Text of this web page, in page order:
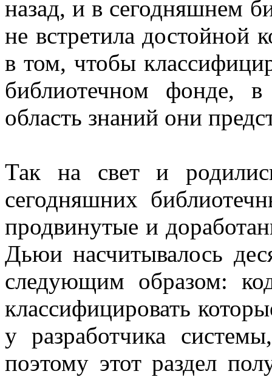
назад, и в сегодняшнем
не встретила достойной
в том, чтобы
библиотечном фонде,
область знаний они
Так на свет и
сегодняшних
продвинутые и
Дьюи насчитывалось
следующим образом:
классифицировать
у разработчика
поэтому этот раздел